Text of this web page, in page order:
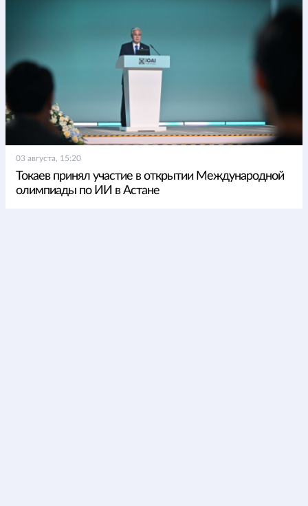
03 августа, 15:20
Токаев принял участие в открытии Международной
олимпиады по ИИ в Астане